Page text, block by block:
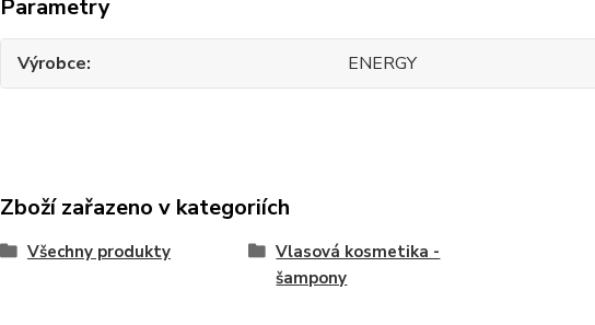
Parametry
Výrobce ENERGY
Zboží zařazeno v kategoriích
Všechny produkty
Vlasová kosmetika -
šampony